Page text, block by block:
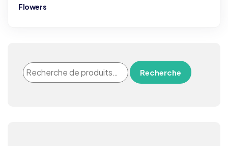
Flowers
Recherche